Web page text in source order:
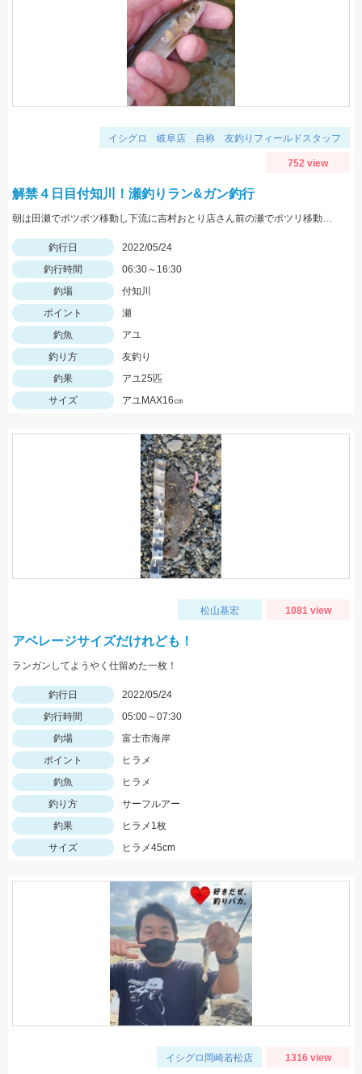
イシグロ 岐阜店 自称 友釣りフィールドスタッフ
752 view
解禁４日目付知川！瀬釣りラン&ガン釣行
朝は田瀬でポツポツ移動し下流に吉村おとり店さん前の瀬でポツリ移動し上流いなりはし下流の瀬の中でポツポツσ(^_^;)
釣行日
2022/05/24
釣行時間
06:30～16:30
釣場
付知川
ポイント
瀬
釣魚
アユ
釣り方
友釣り
釣果
アユ25匹
サイズ
アユMAX16㎝
松山基宏 1081 view
アベレージサイズだけれども！
ランガンしてようやく仕留めた一枚！
釣行日
2022/05/24
釣行時間
05:00～07:30
釣場
富士市海岸
ポイント
ヒラメ
釣魚
ヒラメ
釣り方
サーフルアー
釣果
ヒラメ1枚
サイズ
ヒラメ45cm
イシグロ岡崎若松店 1316 view